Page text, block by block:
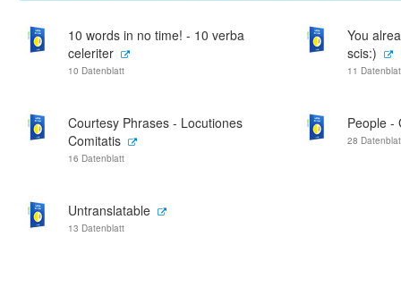
10 words in no time! - 10 verba
celeriter
10 Datenblatt
You
scis:)
11
Courtesy Phrases - Locutiones
Comitatis
16 Datenblatt
People -
28
Untranslatable
13 Datenblatt